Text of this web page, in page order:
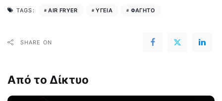
TAGS: AIR FRYER ΥΓΕΙΑ ΦΑΓΗΤΟ
SHARE ON
Από το Δίκτυο